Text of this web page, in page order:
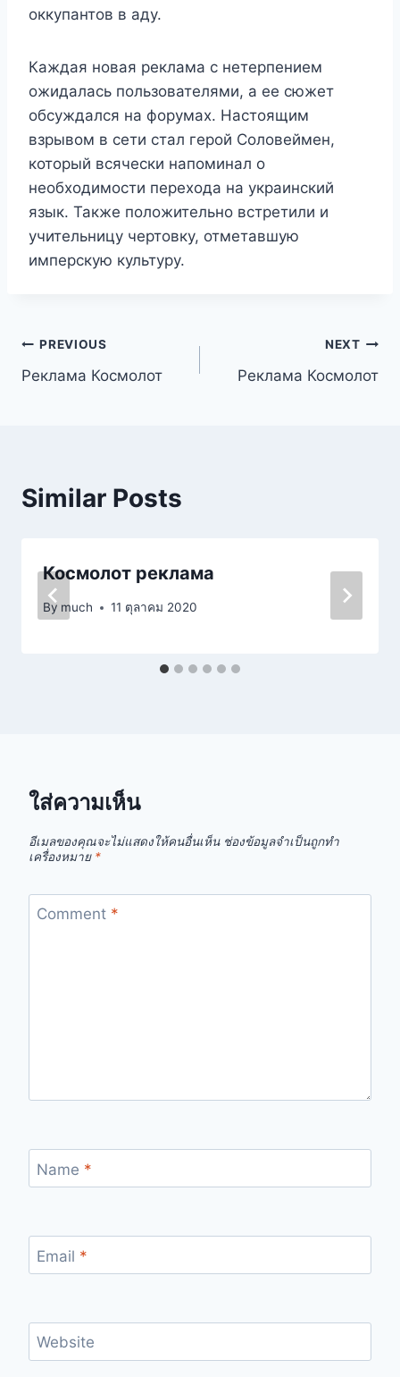
оккупантов в аду.
Каждая новая реклама с нетерпением
ожидалась пользователями, а ее сюжет
обсуждался на форумах. Настоящим
взрывом в сети стал герой Соловеймен,
который всячески напоминал о
необходимости перехода на украинский
язык. Также положительно встретили и
учительницу чертовку, отметавшую
имперскую культуру.
แนะแนว
เรื่อง
PREVIOUS
Реклама Космолот
NEXT
Реклама Космолот
Similar Posts
Космолот реклама
By much 11 ตุลาคม 2020
ใส่ความเห็น
อีเมลของคุณจะไม่แสดงให้คนอื่นเห็น ช่องข้อมูลจำเป็นถูกทำ
เครื่องหมาย *
Comment *
Name *
Email *
Website